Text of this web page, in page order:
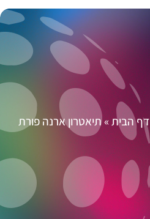
דף הבית»תיאטרון ארנה פורת